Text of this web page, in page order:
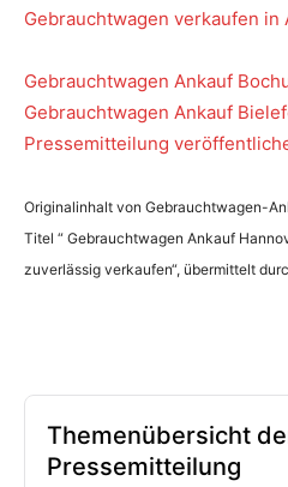
Gebrauchtwagen verkaufen in
Gebrauchtwagen Ankauf
Gebrauchtwagen Ankauf
Pressemitteilung
Originalinhalt von Gebrauchtwagen-
Titel “ Gebrauchtwagen Ankauf
zuverlässig verkaufen“, übermittelt
Themenübersicht
Pressemitteilung